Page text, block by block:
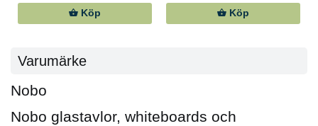
Köp Köp
Varumärke
Nobo
Nobo glastavlor, whiteboards och